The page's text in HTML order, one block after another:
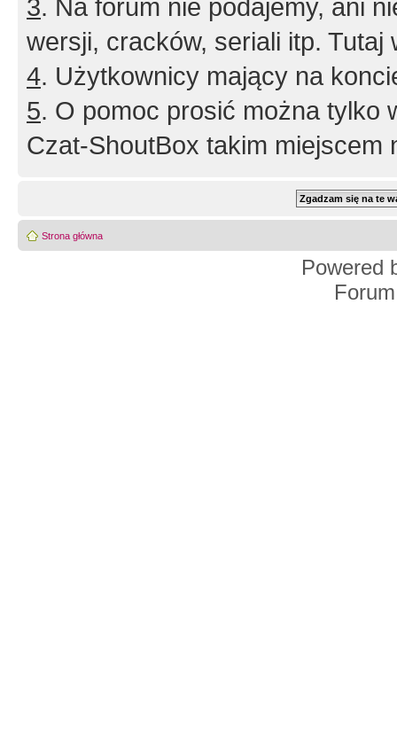
3. Na forum nie podajemy, ani
wersji, cracków, seriali itp. Tutaj
4. Użytkownicy mający na
5. O pomoc prosić można tylko
Czat-ShoutBox takim miejscem
Strona główna
Powered